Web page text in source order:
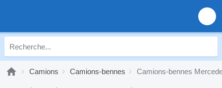
Camions Camions-bennes Camions-bennes